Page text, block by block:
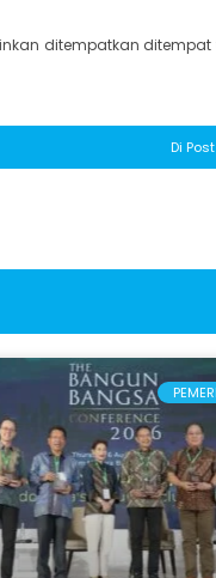
ditempatkan ditempat
Di